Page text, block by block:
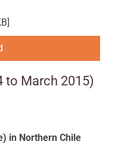
to March 2015)
in Northern Chile